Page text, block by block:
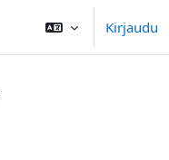
Kirjaudu